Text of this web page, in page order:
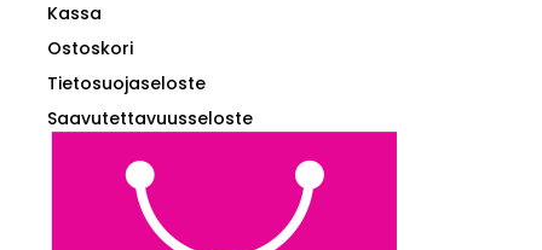
Kassa
Ostoskori
Tietosuojaseloste
Saavutettavuusseloste